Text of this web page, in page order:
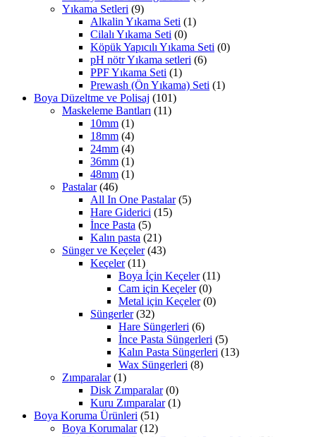
Yıkama Setleri (9)
Alkalin Yıkama Seti (1)
Cilalı Yıkama Seti (0)
Köpük Yapıcılı Yıkama Seti (0)
pH nötr Yıkama setleri (6)
PPF Yıkama Seti (1)
Prewash (Ön Yıkama) Seti (1)
Boya Düzeltme ve Polisaj (101)
Maskeleme Bantları (11)
10mm (1)
18mm (4)
24mm (4)
36mm (1)
48mm (1)
Pastalar (46)
All In One Pastalar (5)
Hare Giderici (15)
İnce Pasta (5)
Kalın pasta (21)
Sünger ve Keçeler (43)
Keçeler (11)
Boya İçin Keçeler (11)
Cam için Keçeler (0)
Metal için Keçeler (0)
Süngerler (32)
Hare Süngerleri (6)
İnce Pasta Süngerleri (5)
Kalın Pasta Süngerleri (13)
Wax Süngerleri (8)
Zımparalar (1)
Disk Zımparalar (0)
Kuru Zımparalar (1)
Boya Koruma Ürünleri (51)
Boya Korumalar (12)